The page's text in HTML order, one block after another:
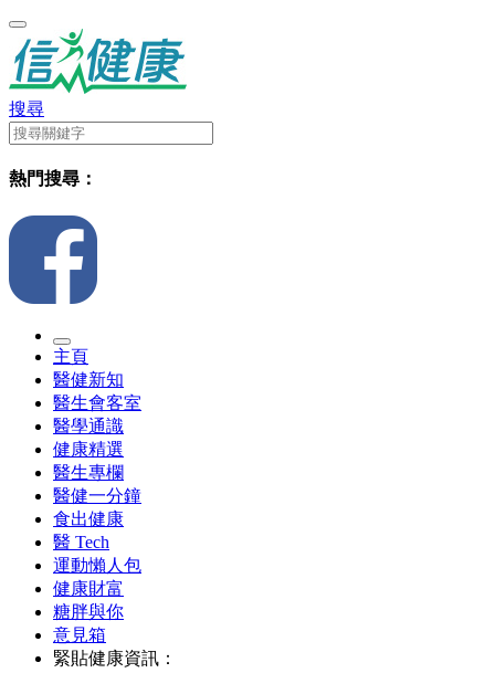
搜尋
熱門搜尋：
主頁
醫健新知
醫生會客室
醫學通識
健康精選
醫生專欄
醫健一分鐘
食出健康
醫 Tech
運動懶人包
健康財富
糖胖與你
意見箱
緊貼健康資訊：